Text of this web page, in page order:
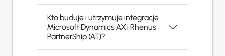
Kto buduje i utrzymuje integracje
Microsoft Dynamics AX i Rhenus
PartnerShip (AT)?